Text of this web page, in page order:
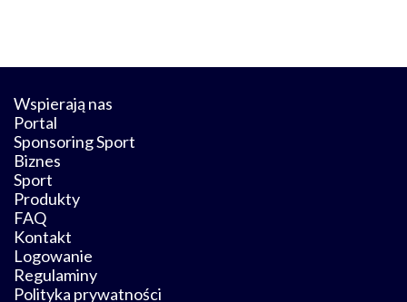
Wspierają nas
Portal
Sponsoring Sport
Biznes
Sport
Produkty
FAQ
Kontakt
Logowanie
Regulaminy
Polityka prywatności